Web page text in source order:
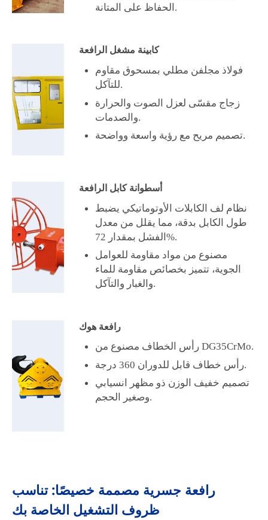
الحفاظ على المتانة.
كابينة مشغل الرافعة
فولاذ مجلفن مطلي بمسحوق مقاوم
للتآكل.
زجاج مقسّى لعزل الصوت والحرارة
والصدمات.
تصميم مريح مع رؤية واسعة وواضحة.
أسطوانة كابل الرافعة
نظام لف الكابلات الأوتوماتيكي يضبط
طول الكابل بدقة، مما يقلل من معدل
الفشل بمقدار 72%.
مصنوع من مواد مقاومة للعوامل
الجوية، تتميز بخصائص مقاومة للماء
والغبار والتآكل.
رافعة هوك
رأس الخطاف مصنوع من DG35CrMo.
رأس خطاف قابل للدوران 360 درجة.
تصميم خفيف الوزن ذو مظهر انسيابي
وصغير الحجم.
رافعة جسرية مصممة خصيصًا: تناسب
ظروف التشغيل الخاصة بك